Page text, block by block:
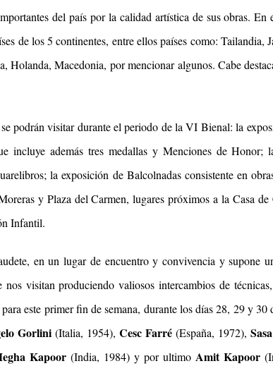
del país por la calidad artística de sus obras. En
de los 5 continentes, entre ellos países como: Tailandia,
Macedonia, por mencionar algunos. Cabe
podrán visitar durante el periodo de la VI Bienal: la
incluye además tres medallas y Menciones de Honor;
la exposición de Balcolnadas consistente en
y Plaza del Carmen, lugares próximos a la Casa
Infantil.
en un lugar de encuentro y convivencia y supone
visitan produciendo valiosos intercambios de
este primer fin de semana, durante los días 28, 29 y 30
Gorlini (Italia, 1954), Cesc Farré (España, 1972),
Kapoor (India, 1984) y por ultimo Amit Kapoor